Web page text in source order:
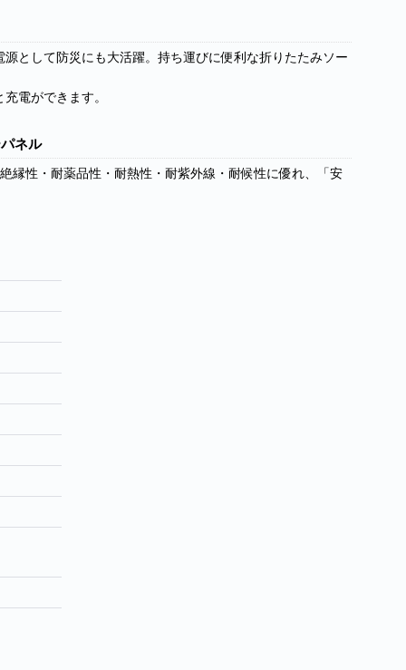
として防災にも大活躍。持ち運びに便利な折りたたみソー
電ができます。
ネル
縁性・耐薬品性・耐熱性・耐紫外線・耐候性に優れ、「安